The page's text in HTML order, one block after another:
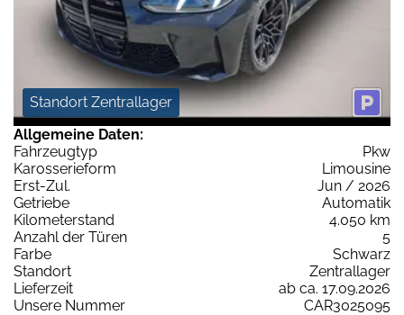
Standort Zentrallager
Allgemeine Daten:
Fahrzeugtyp
Pkw
Karosserieform
Limousine
Erst-Zul.
Jun / 2026
Getriebe
Automatik
Kilometerstand
4.050 km
Anzahl der Türen
5
Farbe
Schwarz
Standort
Zentrallager
Lieferzeit
ab ca. 17.09.2026
Unsere Nummer
CAR3025095